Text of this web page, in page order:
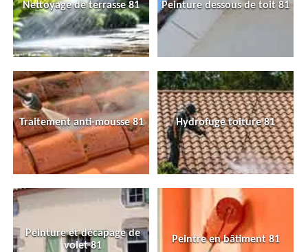
Nettoyage de terrasse 81 Peinture dessous de toit 81
Traitement anti-mousse 81 Hydrofuge toiture 81
Peinture et décapage de
volet 81
Peintre en bâtiment 81